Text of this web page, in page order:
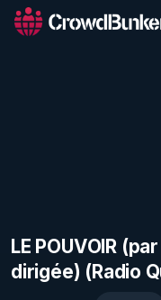
LE POUVOIR
dirigée) (Radio